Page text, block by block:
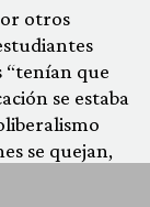
otros
“tenían que
se estaba
se quejan,
su propio